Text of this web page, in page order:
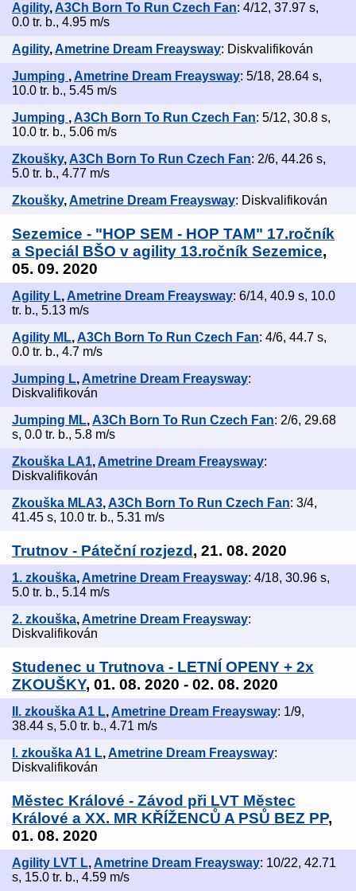
Agility, A3Ch Born To Run Czech Fan: 4/12, 37.97 s,
0.0 tr. b., 4.95 m/s
Agility,Ametrine Dream Freaysway: Diskvalifikován
Jumping , Ametrine Dream Freaysway: 5/18, 28.64 s,
10.0 tr. b., 5.45 m/s
Jumping ,A3Ch Born To Run Czech Fan: 5/12, 30.8 s,
10.0 tr. b., 5.06 m/s
Zkoušky, A3Ch Born To Run Czech Fan: 2/6, 44.26 s,
5.0 tr. b., 4.77 m/s
Zkoušky,Ametrine Dream Freaysway: Diskvalifikován
Sezemice - "HOP SEM - HOP TAM" 17.ročník
a Speciál BŠO v agility 13.ročník Sezemice,
05. 09. 2020
Agility L, Ametrine Dream Freaysway: 6/14, 40.9 s, 10.0
tr. b., 5.13 m/s
Agility ML,A3Ch Born To Run Czech Fan: 4/6, 44.7 s,
0.0 tr. b., 4.7 m/s
Jumping L, Ametrine Dream Freaysway:
Diskvalifikován
Jumping ML,A3Ch Born To Run Czech Fan: 2/6, 29.68
s, 0.0 tr. b., 5.8 m/s
Zkouška LA1, Ametrine Dream Freaysway:
Diskvalifikován
Zkouška MLA3,A3Ch Born To Run Czech Fan: 3/4,
41.45 s, 10.0 tr. b., 5.31 m/s
Trutnov - Páteční rozjezd , 21. 08. 2020
1. zkouška, Ametrine Dream Freaysway: 4/18, 30.96 s,
5.0 tr. b., 5.14 m/s
2. zkouška,Ametrine Dream Freaysway:
Diskvalifikován
Studenec u Trutnova - LETNÍ OPENY + 2x
ZKOUŠKY, 01. 08. 2020 - 02. 08. 2020
II. zkouška A1 L, Ametrine Dream Freaysway: 1/9,
38.44 s, 5.0 tr. b., 4.71 m/s
I. zkouška A1 L,Ametrine Dream Freaysway:
Diskvalifikován
Městec Králové - Závod při LVT Městec
Králové a XX. MR KŘÍŽENCŮ A PSŮ BEZ PP,
01. 08. 2020
Agility LVT L, Ametrine Dream Freaysway: 10/22, 42.71
s, 15.0 tr. b., 4.59 m/s